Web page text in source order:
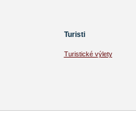
Turisti
Turistické výlety